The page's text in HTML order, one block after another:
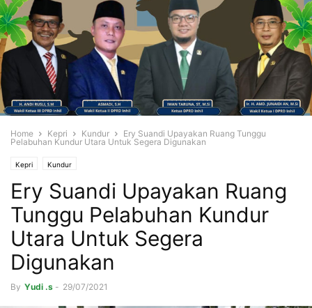
Home Kepri Kundur
Ery Suandi Upayakan Ruang Tunggu
Pelabuhan Kundur Utara Untuk Segera Digunakan
Kepri Kundur
Ery Suandi Upayakan Ruang
Tunggu Pelabuhan Kundur
Utara Untuk Segera
Digunakan
By Yudi .s - 29/07/2021